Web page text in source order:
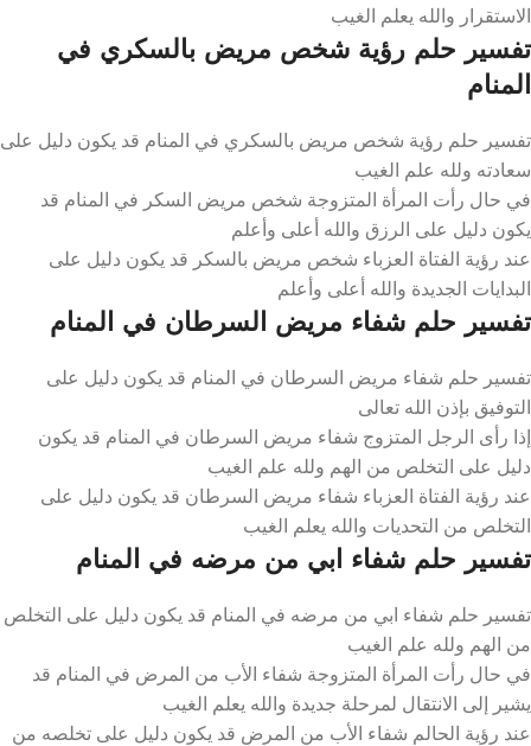
الاستقرار والله يعلم الغيب
تفسير حلم رؤية شخص مريض بالسكري في
المنام
تفسير حلم رؤية شخص مريض بالسكري في المنام قد يكون دليل على
سعادته ولله علم الغيب
في حال رأت المرأة المتزوجة شخص مريض السكر في المنام قد
يكون دليل على الرزق والله أعلى وأعلم
عند رؤية الفتاة العزباء شخص مريض بالسكر قد يكون دليل على
البدايات الجديدة والله أعلى وأعلم
تفسير حلم شفاء مريض السرطان في المنام
تفسير حلم شفاء مريض السرطان في المنام قد يكون دليل على
التوفيق بإذن الله تعالى
إذا رأى الرجل المتزوج شفاء مريض السرطان في المنام قد يكون
دليل على التخلص من الهم ولله علم الغيب
عند رؤية الفتاة العزباء شفاء مريض السرطان قد يكون دليل على
التخلص من التحديات والله يعلم الغيب
تفسير حلم شفاء ابي من مرضه في المنام
تفسير حلم شفاء ابي من مرضه في المنام قد يكون دليل على التخلص
من الهم ولله علم الغيب
في حال رأت المرأة المتزوجة شفاء الأب من المرض في المنام قد
يشير إلى الانتقال لمرحلة جديدة والله يعلم الغيب
عند رؤية الحالم شفاء الأب من المرض قد يكون دليل على تخلصه من